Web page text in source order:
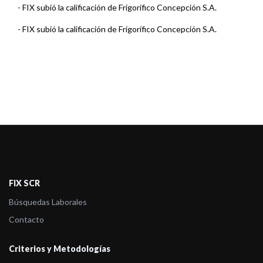
- FIX subió la calificación de Frigorífico Concepción S.A.
- FIX subió la calificación de Frigorífico Concepción S.A.
FIX SCR
Búsquedas Laborales
Contacto
Criterios y Metodologías